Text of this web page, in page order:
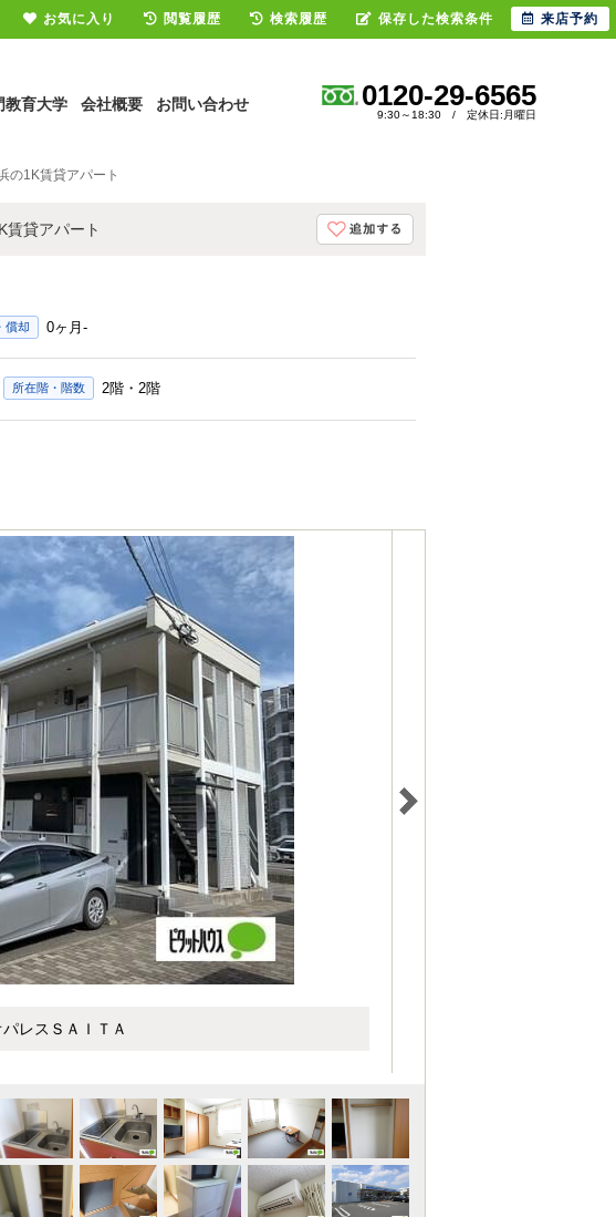
教育大学 会社概要 お問い合わせ 0120-29-6565
9:30～18:30 / 定休日:月曜日
の1K賃貸アパート
貸アパート
償却 0ヶ月-
所在階・階数 2階・2階
レスＳＡＩＴＡ
お気に入り 閲覧履歴 検索履歴 保存した検索条件 来店予約